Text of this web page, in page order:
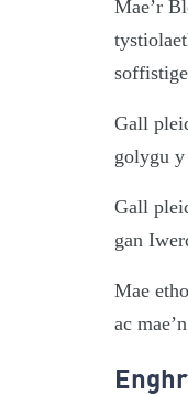
Mae’r
Gall
golygu
Gall
gan
Mae
ac